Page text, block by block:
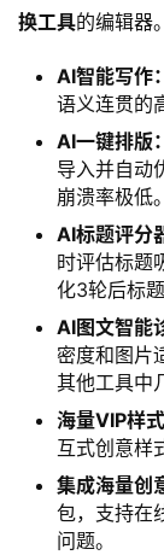
换工具的编辑器
AI智能写作：
语义连贯的
AI一键排版：
导入并自动
崩溃率极低。
AI标题评分
时评估标题
化3轮后标
AI图文智能
密度和图片
其他工具中
海量VIP样式
互式创意样
集成海量创
包，支持在
问题。